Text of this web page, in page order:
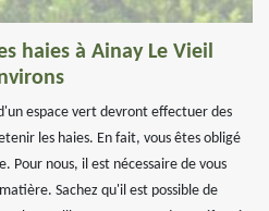
haies à Ainay Le Vieil
espace vert devront effectuer des
les haies. En fait, vous êtes obligé
Pour nous, il est nécessaire de vous
Sachez qu'il est possible de